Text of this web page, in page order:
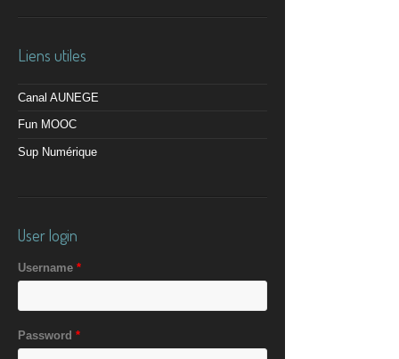
Liens utiles
Canal AUNEGE
Fun MOOC
Sup Numérique
User login
Username *
Password *